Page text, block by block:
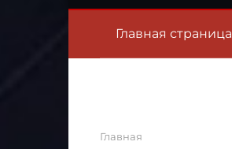
Главная страница
Главная